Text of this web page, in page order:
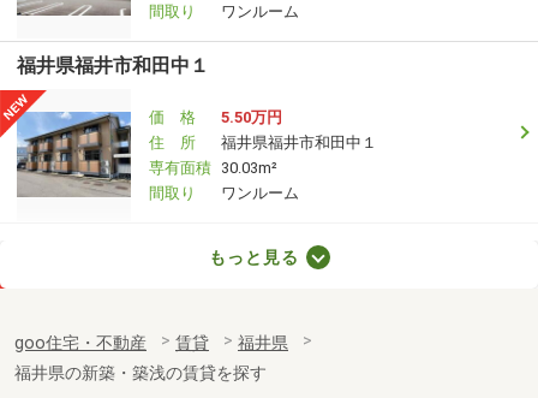
間取り
ワンルーム
福井県福井市和田中１
価 格
5.50万円
住 所
福井県福井市和田中１
専有面積 30.03m²
間取り
ワンルーム
専有面積
41.81m²
間取り
1LDK
もっと見る
goo住宅・不動産 賃貸
福井県
福井県の新築・築浅の賃貸を探す